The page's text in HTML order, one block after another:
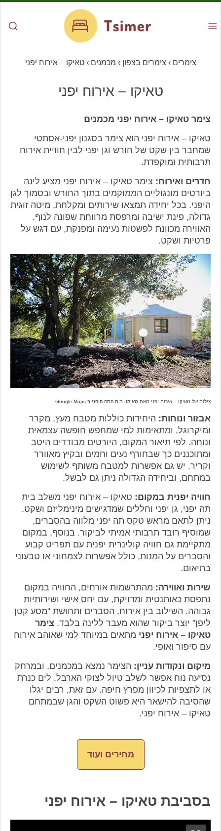
צימרים › צימרים בצפון › מכמנים ›טאיקו – אירוח יפני
טאיקו – אירוח יפני
צימר טאיקו – אירוח יפני מכמנים
טאיקו – אירוח יפני הוא צימר בסגנון יפני-אסתטי
שמחבר בין שקט של חורש וגן יפני לבין חוויית אירוח
תרבותית ומוקפדת.
חדרים ואירוח: צימר טאיקו – אירוח יפני מציע לינה
ביורטים מונגוליים הממוקמים בתוך החורש ובסמוך לגן
היפני. בכל יחידה תמצאו שירותים ומקלחת, מיטה זוגית
גדולה, פינת ישיבה ומרפסת מרווחת שפונה לנוף.
האווירה מכוונת לפשטות נעימה ומפנקת, עם דגש על
פרטיות ושקט.
צילום של טאיקו – אירוח יפני מאת טאיקו- בית התה היפני ב-Google Maps
אבזור ונוחות: היחידות כוללות מטבח מעץ, מקרר
ומיקרוגל, ומתאימות למי שמחפש חופשה עצמאית
ונוחה. לפי תיאור המקום, היורטים מבודדים היטב
ומתוכננים כך שבחורף נעים וחמים ובקיץ מאוורר
וקריר. יש גם אפשרות למטבח משותף לשימוש
במתחם, וביחידה הגדולה ניתן גם לבשל.
חוויה יפנית במקום: טאיקו – אירוח יפני משלב בית
תה יפני, גן יפני וחללים שמדגישים מינימליזם ושקט.
ניתן לתאם מראש טקס תה יפני מלווה בהסברים,
שמוסיף רובד תרבותי אמיתי לביקור. בנוסף, במקום
מתקיימת גם חוויה קולינרית יפנית עם תפריט קבוע
והסברים על המנות, כולל אפשרות לצמחוני או טבעוני
בתיאום.
שירות ואווירה: מהתרשמות אורחים, החוויה במקום
נתפסת כאותנטית ומדויקת, עם יחס אישי ושירותיות
גבוהה. השילוב בין אירוח, הסברים ותחושת “מסע קטן
ליפן” יוצר ביקור שהוא מעבר ללינה בלבד. צימר
טאיקו – אירוח יפני מתאים במיוחד למי שאוהב אירוח
עם סיפור ואופי.
מיקום ונקודות עניין: הצימר נמצא במכמנים, ובמרחק
נסיעה נוח אפשר לשלב טיול לצוקי הארבל, לים כנרת
או לתצפיות לכיוון מפרץ חיפה. עם זאת, רבים יגלו
שהסיבה להישאר היא פשוט השקט והגן שבמתחם
טאיקו – אירוח יפני.
מחירים ועוד
בסביבת טאיקו – אירוח יפני